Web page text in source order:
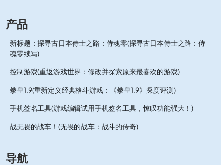
产品
新标题：探寻古日本侍士之路：侍魂零(探寻古日本侍士之路：侍
魂零续写)
控制游戏(重返游戏世界：修改并探索原来最喜欢的游戏)
拳皇1.9(重新定义经典格斗游戏：《拳皇1.9》深度评测)
手机签名工具(游戏编辑试用手机签名工具，惊叹功能强大！)
战无畏的战车！(无畏的战车：战斗的传奇)
导航